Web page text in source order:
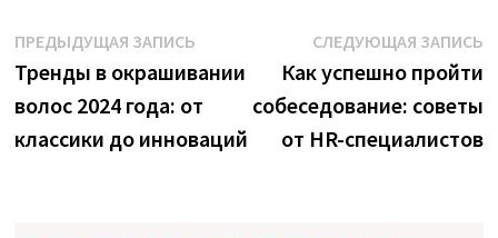
Навигация
по
записям
ПРЕДЫДУЩАЯ ЗАПИСЬПредыдущая
запись:
Тренды в окрашивании
волос 2024 года: от
классики до инноваций
СЛЕДУЮЩАЯ ЗАПИСЬ
Как успешно пройти
собеседование: советы
от HR-специалистов